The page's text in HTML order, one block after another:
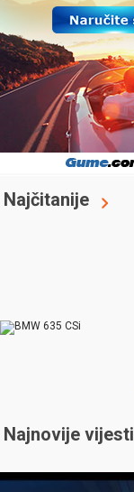
Najčitanije
Najnovije vijesti